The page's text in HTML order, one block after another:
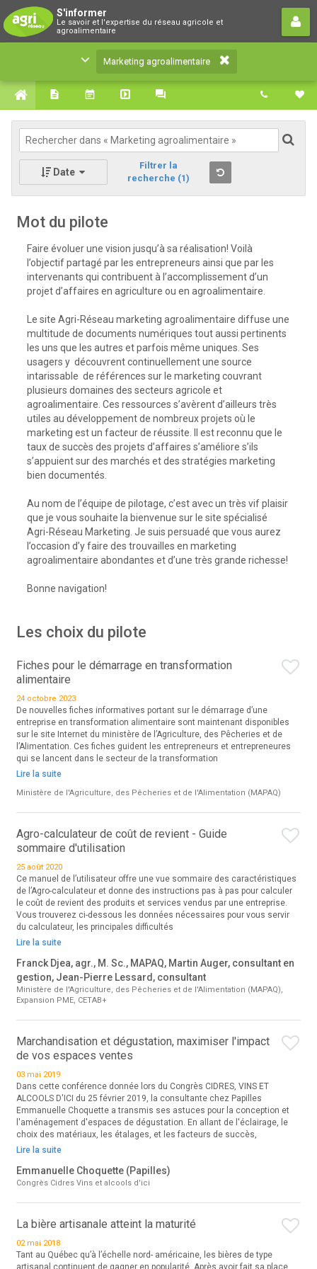
S'informer
Le savoir et l'expertise du réseau agricole et
agroalimentaire
Marketing agroalimentaire
Le savoir et l'expertise du réseau agricole et
agroalimentaire
Marketing agroalimentaire
Date
Filtrer la
recherche (1)
Mot du pilote
Faire évoluer une vision jusqu’à sa réalisation! Voilà
l’objectif partagé par les entrepreneurs ainsi que par les
intervenants qui contribuent à l’accomplissement d’un
projet d’affaires en agriculture ou en agroalimentaire.
Le site Agri-Réseau marketing agroalimentaire diffuse une
multitude de documents numériques tout aussi pertinents
les uns que les autres et parfois même uniques. Ses
usagers y découvrent continuellement une source
intarissable de références sur le marketing couvrant
plusieurs domaines des secteurs agricole et
agroalimentaire. Ces ressources s’avèrent d’ailleurs très
utiles au développement de nombreux projets où le
marketing est un facteur de réussite. Il est reconnu que le
taux de succès des projets d’affaires s’améliore s’ils
s’appuient sur des marchés et des stratégies marketing
bien documentés.
Au nom de l’équipe de pilotage, c’est avec un très vif plaisir
que je vous souhaite la bienvenue sur le site spécialisé
Agri-Réseau Marketing. Je suis persuadé que vous aurez
l’occasion d’y faire des trouvailles en marketing
agroalimentaire abondantes et d’une très grande richesse!
Bonne navigation!
Les choix du pilote
Fiches pour le démarrage en transformation
alimentaire
24 octobre 2023
De nouvelles fiches informatives portant sur le démarrage d’une
entreprise en transformation alimentaire sont maintenant disponibles
sur le site Internet du ministère de l’Agriculture, des Pêcheries et de
l’Alimentation. Ces fiches guident les entrepreneurs et entrepreneures
qui se lancent dans le secteur de la transformation
Lire la suite
Ministère de l'Agriculture, des Pêcheries et de l'Alimentation (MAPAQ)
Agro-calculateur de coût de revient - Guide
sommaire d'utilisation
25 août 2020
Ce manuel de l’utilisateur offre une vue sommaire des caractéristiques
de l’Agro-calculateur et donne des instructions pas à pas pour calculer
le coût de revient des produits et services vendus par une entreprise.
Vous trouverez ci-dessous les données nécessaires pour vous servir
du calculateur, les principales difficultés
Lire la suite
Franck Djea, agr., M. Sc., MAPAQ, Martin Auger, consultant en
gestion, Jean-Pierre Lessard, consultant
Ministère de l'Agriculture, des Pêcheries et de l'Alimentation (MAPAQ),
Expansion PME, CETAB+
Marchandisation et dégustation, maximiser l'impact
de vos espaces ventes
03 mai 2019
Dans cette conférence donnée lors du Congrès CIDRES, VINS ET
ALCOOLS D'ICI du 25 février 2019, la consultante chez Papilles
Emmanuelle Choquette a transmis ses astuces pour la conception et
l'aménagement d'espaces de dégustation. En allant de l'éclairage, le
choix des matériaux, les étalages, et les facteurs de succès,
Lire la suite
Emmanuelle Choquette (Papilles)
Congrès Cidres Vins et alcools d'ici
La bière artisanale atteint la maturité
02 mai 2018
Tant au Québec qu’à l’échelle nord- américaine, les bières de type
artisanal continuent de gagner en popularité. Après avoir fait sa place